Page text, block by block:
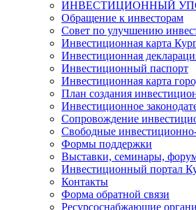
ИНВЕСТИЦИОННЫЙ
Обращение к инвесторам
Совет по улучшению
Инвестиционная карта
Инвестиционная
Инвестиционный паспорт
Инвестиционная карта
План создания
Инвестиционное
Сопровождение
Свободные
Формы поддержки
Выставки, семинары,
Инвестиционный портал
Контакты
Форма обратной связи
Ресурсоснабжающие